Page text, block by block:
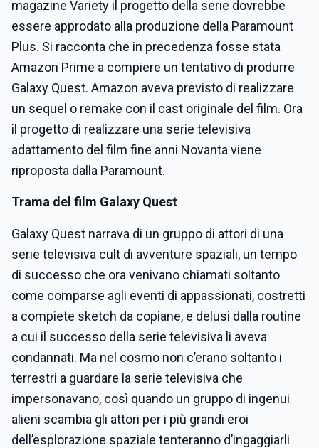
magazine Variety il progetto della serie dovrebbe
essere approdato alla produzione della Paramount
Plus. Si racconta che in precedenza fosse stata
Amazon Prime a compiere un tentativo di produrre
Galaxy Quest. Amazon aveva previsto di realizzare
un sequel o remake con il cast originale del film. Ora
il progetto di realizzare una serie televisiva
adattamento del film fine anni Novanta viene
riproposta dalla Paramount.
Trama del film Galaxy Quest
Galaxy Quest narrava di un gruppo di attori di una
serie televisiva cult di avventure spaziali, un tempo
di successo che ora venivano chiamati soltanto
come comparse agli eventi di appassionati, costretti
a compiete sketch da copiane, e delusi dalla routine
a cui il successo della serie televisiva li aveva
condannati. Ma nel cosmo non c’erano soltanto i
terrestri a guardare la serie televisiva che
impersonavano, così quando un gruppo di ingenui
alieni scambia gli attori per i più grandi eroi
dell’esplorazione spaziale tenteranno d’ingaggiarli